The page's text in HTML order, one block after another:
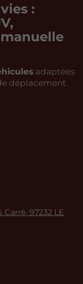
Carré, 97232 LE
:
adaptées
déplacement